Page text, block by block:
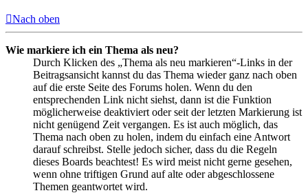
Nach oben
Wie markiere ich ein Thema als neu?
Durch Klicken des „Thema als neu markieren“-Links in der
Beitragsansicht kannst du das Thema wieder ganz nach oben
auf die erste Seite des Forums holen. Wenn du den
entsprechenden Link nicht siehst, dann ist die Funktion
möglicherweise deaktiviert oder seit der letzten Markierung ist
nicht genügend Zeit vergangen. Es ist auch möglich, das
Thema nach oben zu holen, indem du einfach eine Antwort
darauf schreibst. Stelle jedoch sicher, dass du die Regeln
dieses Boards beachtest! Es wird meist nicht gerne gesehen,
wenn ohne triftigen Grund auf alte oder abgeschlossene
Themen geantwortet wird.